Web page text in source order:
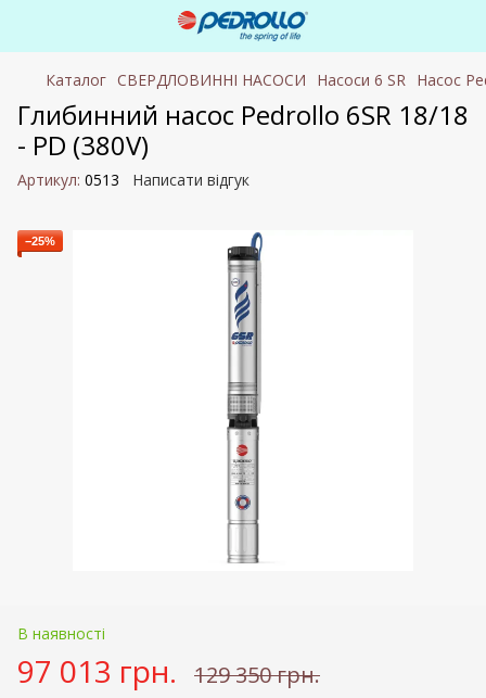
Каталог СВЕРДЛОВИННІ НАСОСИ Насоси 6 SR Насос
Глибинний насос Pedrollo 6SR 18/18
- PD (380V)
Артикул: 0513 Написати відгук
−25%
В наявності
97 013 грн. 129 350 грн.